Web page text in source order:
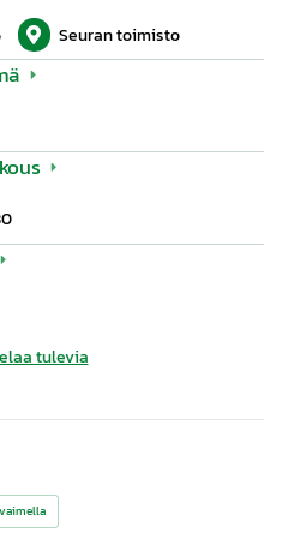
Seuran toimisto
tulevia